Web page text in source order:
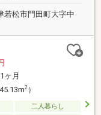
若松市門田町大字中
1ヶ月
2）
二人暮らし